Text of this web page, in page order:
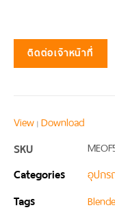
ติดต่อเจ้าหน้าที่
View | Download
SKU
Categories อุปกร
Tags